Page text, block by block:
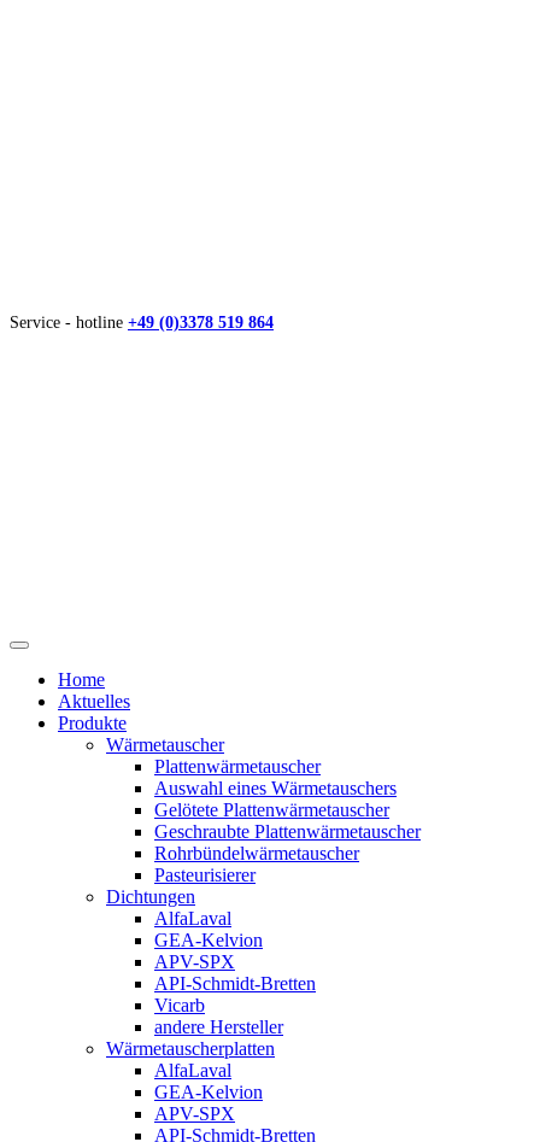
Service - hotline +49 (0)3378 519 864
Home
Aktuelles
Produkte
Wärmetauscher
Plattenwärmetauscher
Auswahl eines Wärmetauschers
Gelötete Plattenwärmetauscher
Geschraubte Plattenwärmetauscher
Rohrbündelwärmetauscher
Pasteurisierer
Dichtungen
AlfaLaval
GEA-Kelvion
APV-SPX
API-Schmidt-Bretten
Vicarb
andere Hersteller
Wärmetauscherplatten
AlfaLaval
GEA-Kelvion
APV-SPX
API-Schmidt-Bretten